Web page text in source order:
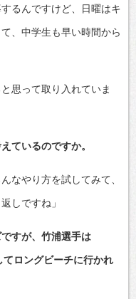
るんですけど、日曜はキ
、中学生も早い時間から
思って取り入れていま
ているのですか。
なやり方を試してみて、
しですね」
すが、竹浦選手は
ロングビーチに行かれ